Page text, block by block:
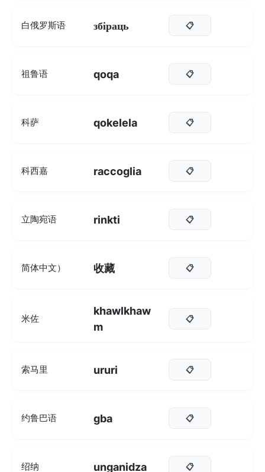
白俄罗斯语 збіраць 📋
祖鲁语 qoqa 📋
科萨 qokelela 📋
科西嘉 raccoglia 📋
立陶宛语 rinkti 📋
简体中文） 收藏 📋
米佐
khawlkhaw
m
📋
索马里 ururi 📋
约鲁巴语 gba 📋
绍纳 unganidza 📋